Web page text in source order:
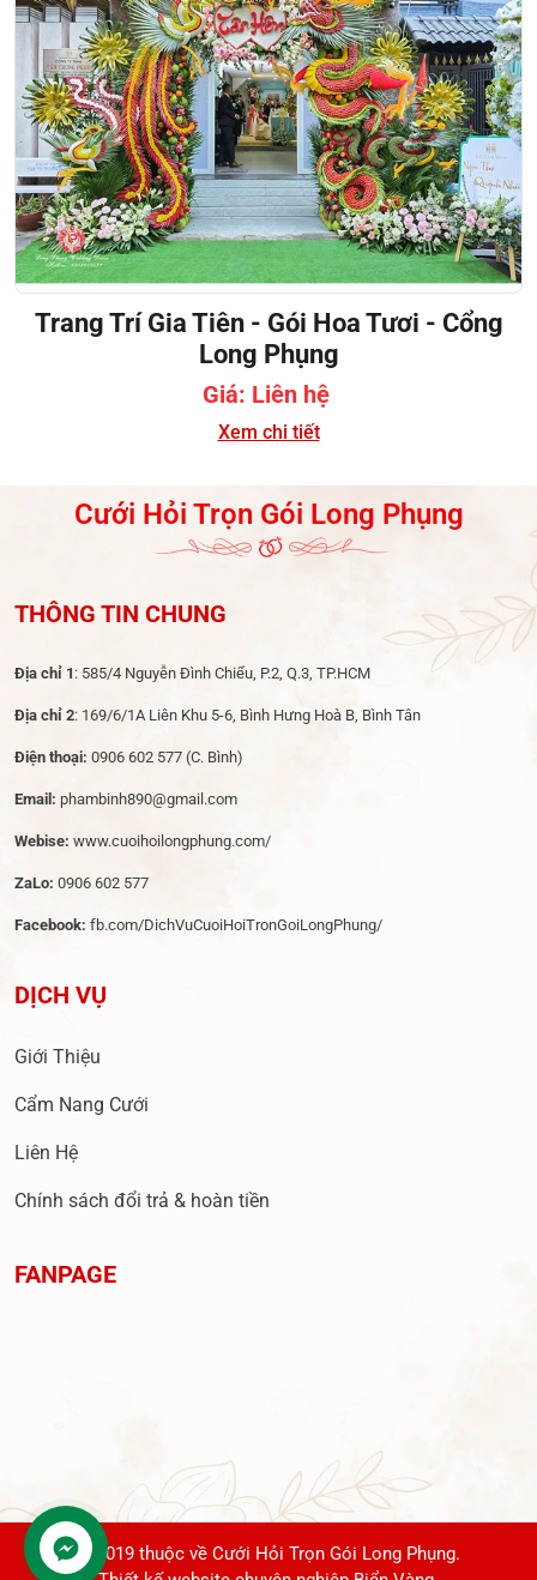
Trang Trí Gia Tiên - Gói Hoa Tươi - Cổng
Long Phụng
Giá: Liên hệ
Xem chi tiết
Cưới Hỏi Trọn Gói Long Phụng
THÔNG TIN CHUNG
Địa chỉ 1 : 585/4 Nguyễn Đình Chiểu, P.2, Q.3, TP.HCM
Địa chỉ 2: 169/6/1A Liên Khu 5-6, Bình Hưng Hoà B, Bình Tân
Điện thoại: 0906 602 577 (C. Bình)
Email: phambinh890@gmail.com
Webise: www.cuoihoilongphung.com/
ZaLo: 0906 602 577
Facebook: fb.com/DichVuCuoiHoiTronGoiLongPhung/
DỊCH VỤ
Giới Thiệu
Cẩm Nang Cưới
Liên Hệ
Chính sách đổi trả & hoàn tiền
FANPAGE
© 2019 thuộc về Cưới Hỏi Trọn Gói Long Phụng.